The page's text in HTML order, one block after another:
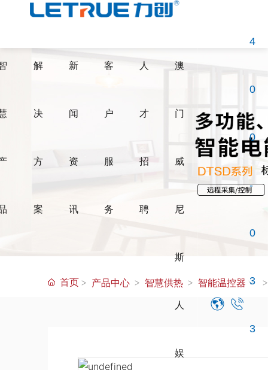
威尼斯人博彩
解
决
方
案
新
闻
资
讯
客
户
服
务
人
才
招
聘
澳
门
威
尼
斯
人
娱
4
0
0
-
0
3
3
首页 产品中心 智慧供热 智能温控器